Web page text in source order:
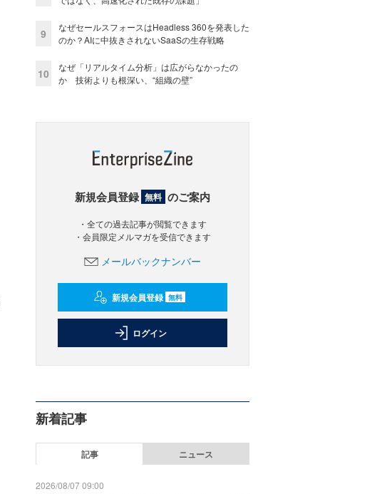
9
なぜセールスフォースはHeadless 360を発表した
のか？AIに中抜きされないSaaSの生存戦略
10
なぜ「リアルタイム分析」は広がらなかったの
か 技術よりも根深い、“組織の壁”
新規会員登録 無料 のご案内
・全ての過去記事が閲覧できます
・会員限定メルマガを受信できます
メールバックナンバー
新規会員登録 無料
ログイン
新着記事
記事 ニュース
2026/08/07 09:00